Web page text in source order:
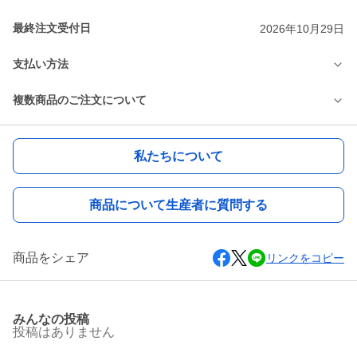
最終注文受付日 2026年10月29日
支払い方法
複数商品のご注文について
私たちについて
商品について生産者に質問する
商品をシェア リンクをコピー
みんなの投稿
投稿はありません